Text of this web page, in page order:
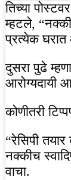
तिच्या
म्हटले,
प्रत्येक
दुसरा पुढे
आरोग्यदायी
कोणीतरी
“रेसिपी
नक्कीच
वाचा.